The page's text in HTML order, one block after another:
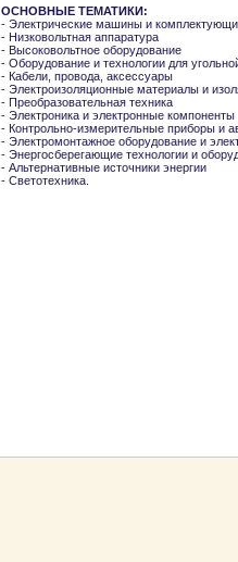
ОСНОВНЫЕ ТЕМАТИКИ:
- Электрические машины и
- Низковольтная аппаратура
- Высоковольтное оборудование
- Оборудование и технологии для
- Кабели, провода, аксессуары
- Электроизоляционные материалы и
- Преобразовательная техника
- Электроника и электронные компоненты
- Контрольно-измерительные приборы и
- Электромонтажное оборудование и
- Энергосберегающие технологии и
- Альтернативные источники энергии
- Светотехника